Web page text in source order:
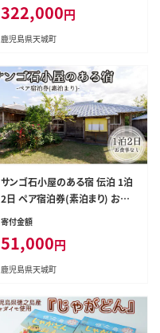
322,000円
鹿児島県天城町
サンゴ石小屋のある宿 伝泊 1泊
2日 ペア宿泊券(素泊まり) お食
事なし 1組2名様 徳之島 天城町
寄付金額
51,000円
鹿児島県天城町